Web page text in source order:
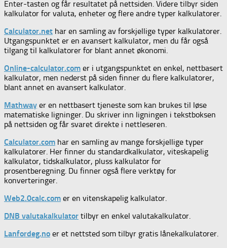
Enter-tasten og får resultatet på nettsiden. Videre tilbyr siden
kalkulator for valuta, enheter og flere andre typer kalkulatorer.
Calculator.net har en samling av forskjellige typer kalkulatorer.
Utgangspunktet er en avansert kalkulator, men du får også
tilgang til kalkulatorer for blant annet økonomi.
Online-calculator.com er i utgangspunktet en enkel, nettbasert
kalkulator, men nederst på siden finner du flere kalkulatorer,
blant annet en avansert kalkulator.
Mathway er en nettbasert tjeneste som kan brukes til løse
matematiske ligninger. Du skriver inn ligningen i tekstboksen
på nettsiden og får svaret direkte i nettleseren.
Calculator.com har en samling av mange forskjellige typer
kalkulatorer. Her finner du standardkalkulator, viteskapelig
kalkulator, tidskalkulator, pluss kalkulator for
prosentberegning. Du finner også flere verktøy for
konverteringer.
Web2.0calc.com er en vitenskapelig kalkulator.
DNB valutakalkulator tilbyr en enkel valutakalkulator.
Lanfordeg.no er et nettsted som tilbyr gratis lånekalkulatorer.